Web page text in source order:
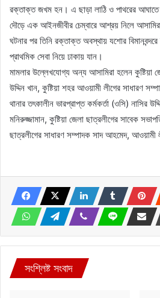
রক্তাক্ত জখম হন। এ ছাড়া লাঠি ও পাথরের
দৌড়ে এক আইনজীবীর চেম্বারে আশ্রয় নিলে
ঘটনার পর তিনি রক্তাক্ত অবস্থায় যশোর
প্রাথমিক সেবা নিয়ে ঢাকায় যান।
মামলার উল্লেখযোগ্য অন্য আসামিরা হলেন কুষ্টিয়া
উদ্দিন খান, কুষ্টিয়া শহর আওয়ামী লীগের সাধারণ
থানার তৎকালীন ভারপ্রাপ্ত কর্মকর্তা (ওসি) নাসির
মনিরুজ্জামান, কুষ্টিয়া জেলা ছাত্রলীগের সাবেক
ছাত্রলীগের সাধারণ সম্পাদক সাদ আহমেদ,
সংশ্লিষ্ট সংবাদ